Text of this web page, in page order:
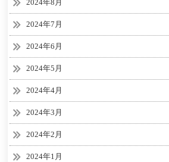
2024年8月
2024年7月
2024年6月
2024年5月
2024年4月
2024年3月
2024年2月
2024年1月